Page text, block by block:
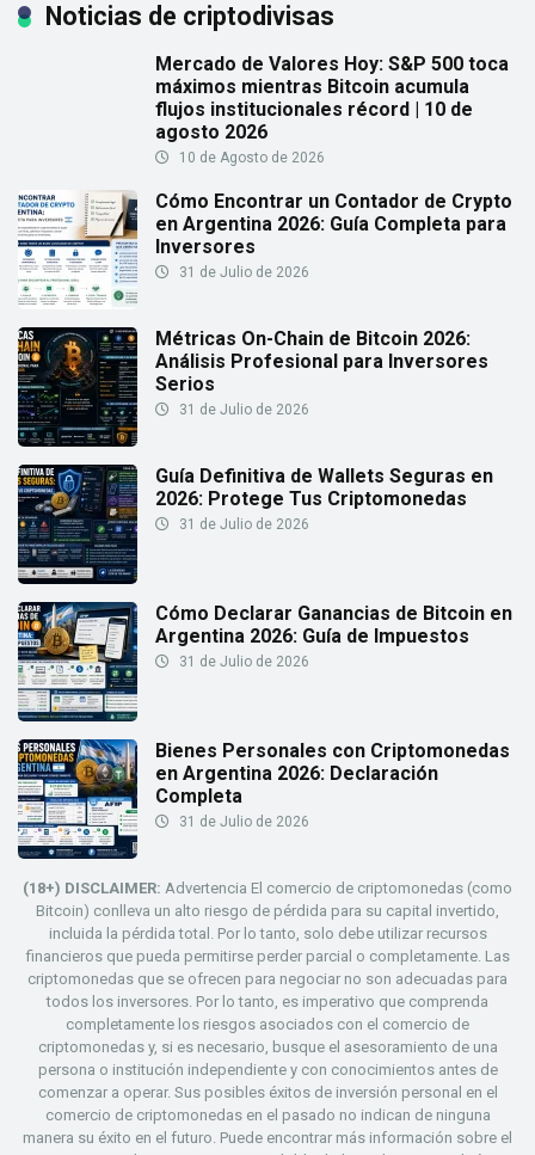
Noticias de criptodivisas
Mercado de Valores Hoy: S&P 500 toca
máximos mientras Bitcoin acumula
flujos institucionales récord | 10 de
agosto 2026
10 de Agosto de 2026
Cómo Encontrar un Contador de Crypto
en Argentina 2026: Guía Completa para
Inversores
31 de Julio de 2026
Métricas On-Chain de Bitcoin 2026:
Análisis Profesional para Inversores
Serios
31 de Julio de 2026
Guía Definitiva de Wallets Seguras en
2026: Protege Tus Criptomonedas
31 de Julio de 2026
Cómo Declarar Ganancias de Bitcoin en
Argentina 2026: Guía de Impuestos
31 de Julio de 2026
Bienes Personales con Criptomonedas
en Argentina 2026: Declaración
Completa
31 de Julio de 2026
(18+) DISCLAIMER: Advertencia El comercio de criptomonedas (como
Bitcoin) conlleva un alto riesgo de pérdida para su capital invertido,
incluida la pérdida total. Por lo tanto, solo debe utilizar recursos
financieros que pueda permitirse perder parcial o completamente. Las
criptomonedas que se ofrecen para negociar no son adecuadas para
todos los inversores. Por lo tanto, es imperativo que comprenda
completamente los riesgos asociados con el comercio de
criptomonedas y, si es necesario, busque el asesoramiento de una
persona o institución independiente y con conocimientos antes de
comenzar a operar. Sus posibles éxitos de inversión personal en el
comercio de criptomonedas en el pasado no indican de ninguna
manera su éxito en el futuro. Puede encontrar más información sobre el